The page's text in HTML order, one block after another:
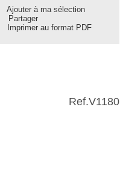
Ajouter à ma sélection
Partager
Imprimer au format PDF
Ref.V1180